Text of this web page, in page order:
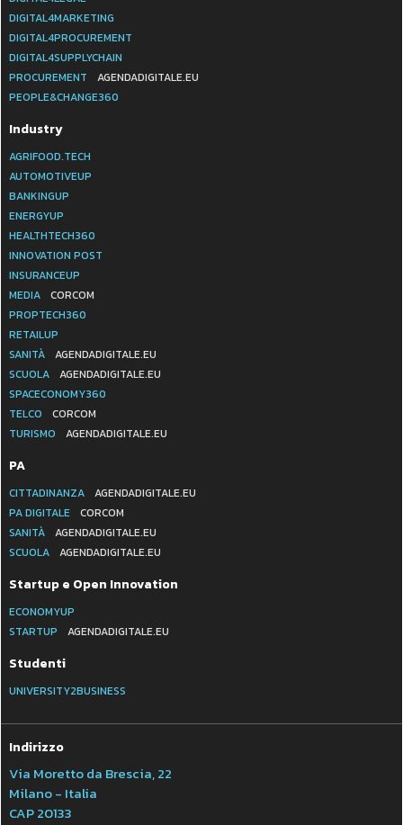
DIGITAL4MARKETING
DIGITAL4PROCUREMENT
DIGITAL4SUPPLYCHAIN
PROCUREMENT
AGENDADIGITALE.EU
PEOPLE&CHANGE360
Industry
AGRIFOOD.TECH
AUTOMOTIVEUP
BANKINGUP
ENERGYUP
HEALTHTECH360
INNOVATION POST
INSURANCEUP
MEDIA
CORCOM
PROPTECH360
RETAILUP
SANITÀ
AGENDADIGITALE.EU
SCUOLA
AGENDADIGITALE.EU
SPACECONOMY360
TELCO
CORCOM
TURISMO
AGENDADIGITALE.EU
PA
CITTADINANZA
AGENDADIGITALE.EU
PA DIGITALE
CORCOM
SANITÀ
AGENDADIGITALE.EU
SCUOLA
AGENDADIGITALE.EU
Startup e Open Innovation
ECONOMYUP
STARTUP
AGENDADIGITALE.EU
Studenti
UNIVERSITY2BUSINESS
Indirizzo
Via Moretto da Brescia, 22
Milano - Italia
CAP 20133